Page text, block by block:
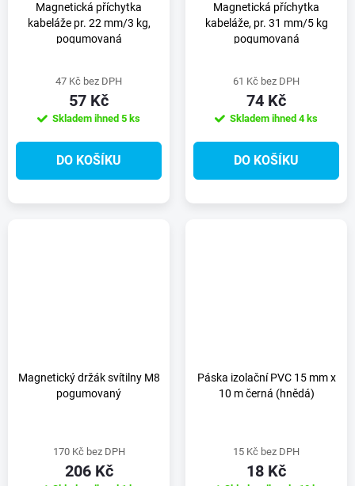
Magnetická příchytka
kabeláže pr. 22 mm/3 kg,
pogumovaná
47 Kč bez DPH
57 Kč
Skladem ihned 5 ks
DO KOŠÍKU
Magnetická příchytka
kabeláže, pr. 31 mm/5 kg
pogumovaná
61 Kč bez DPH
74 Kč
Skladem ihned 4 ks
DO KOŠÍKU
Magnetický držák svítilny M8
pogumovaný
170 Kč bez DPH
206 Kč
Páska izolační PVC 15 mm x
10 m černá (hnědá)
15 Kč bez DPH
18 Kč